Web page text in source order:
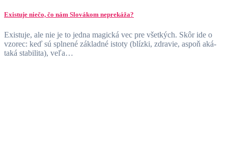
Existuje niečo, čo nám Slovákom neprekáža?
Existuje, ale nie je to jedna magická vec pre všetkých. Skôr ide o
vzorec: keď sú splnené základné istoty (blízki, zdravie, aspoň aká-
taká stabilita), veľa…